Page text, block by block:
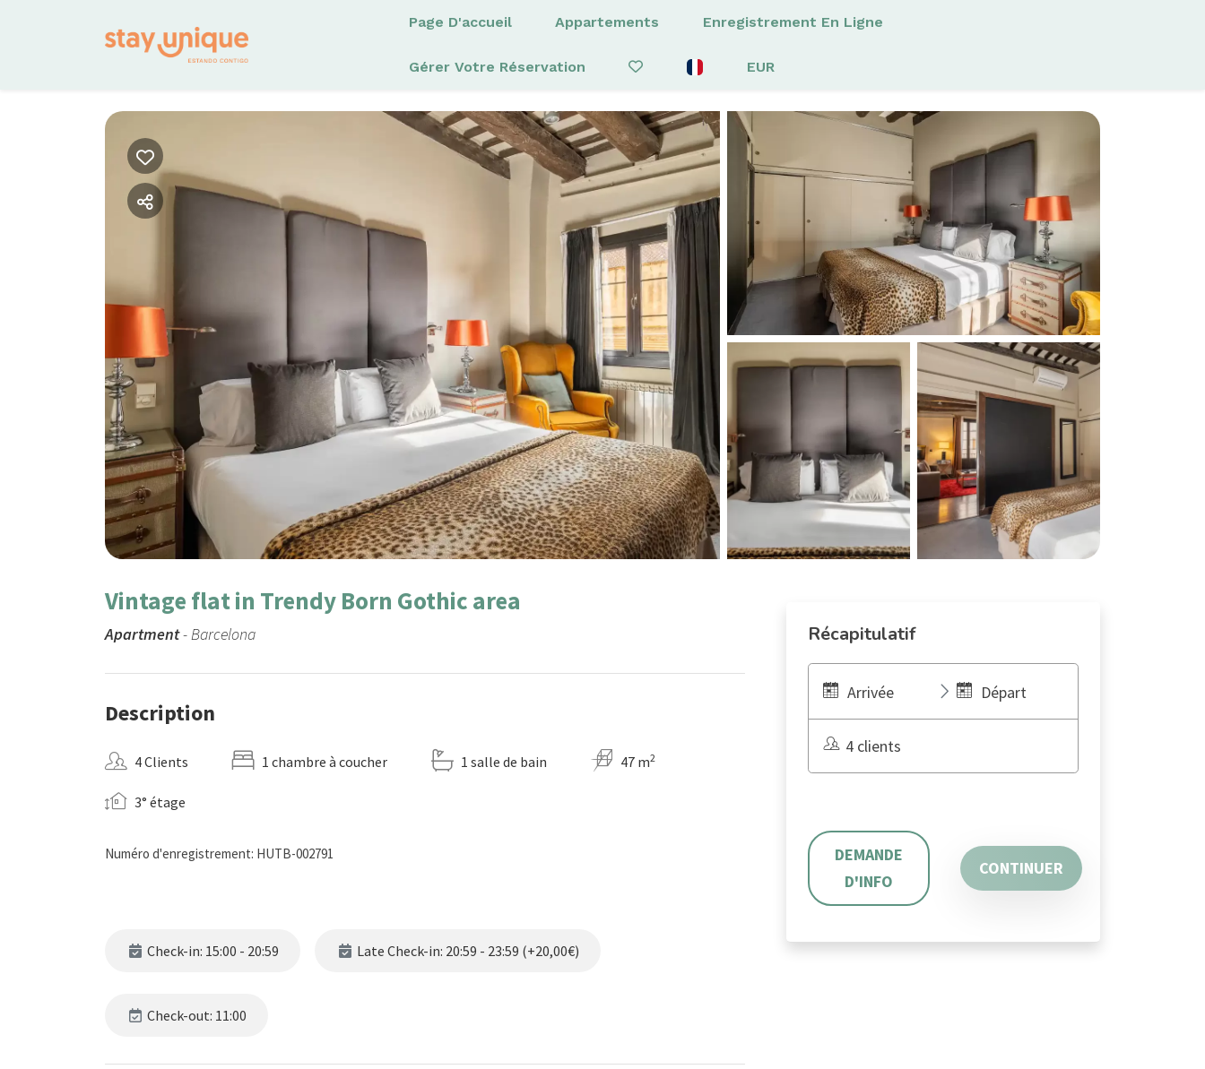
Page D'accueil Appartements Enregistrement En Ligne
Gérer Votre Réservation EUR
Vintage flat in Trendy Born Gothic area
Apartment- Barcelona
Description
4 Clients 1 chambre à coucher 1 salle de bain 47 m2
3° étage
Numéro d'enregistrement: HUTB-002791
Check-in: 15:00 - 20:59 Late Check-in: 20:59 - 23:59 (+20,00€)
Check-out: 11:00
Récapitulatif
Arrivée Départ
4 clients
DEMANDE
D'INFO
CONTINUER